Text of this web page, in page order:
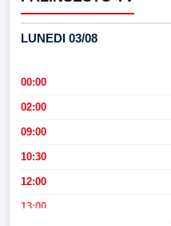
LUNEDI 03/08
00:00
02:00
09:00
10:30
12:00
13:00